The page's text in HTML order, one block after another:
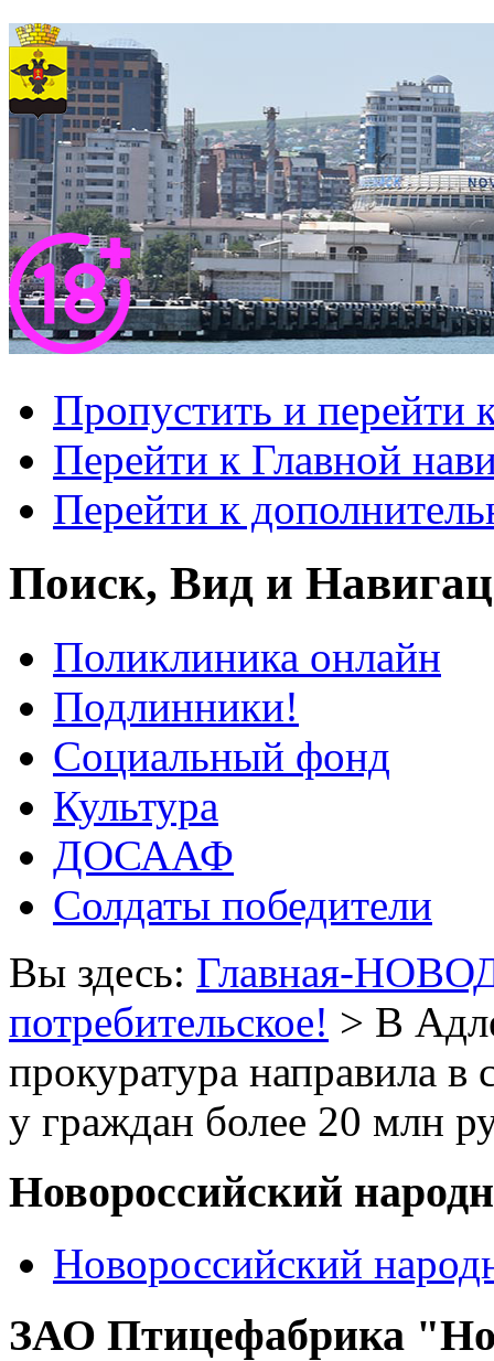
Пропустить и перейти
Перейти к Главной
Перейти к
Поиск, Вид и
Поликлиника онлайн
Подлинники!
Социальный фонд
Культура
ДОСААФ
Солдаты победители
Вы здесь: Главная-
потребительское! > В
прокуратура направила
у граждан более 20 млн
Новороссийский
Новороссийский
ЗАО Птицефабрика